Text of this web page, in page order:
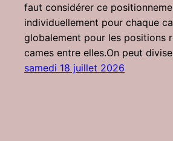
faut considérer ce
individuellement pour chaque
globalement pour les positions
cames entre elles.On peut
samedi 18 juillet 2026